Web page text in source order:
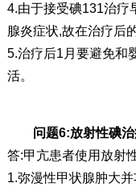
4.由于接受碘131治疗
腺炎症状,故在治疗后
5.治疗后1月要避免和
活。
问题6:放射性碘
答:甲亢患者使用放射
1.弥漫性甲状腺肿大